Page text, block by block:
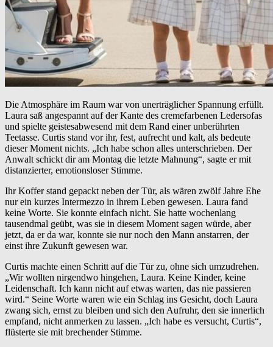
Die Atmosphäre im Raum war von unerträglicher Spannung erfüllt.
Laura saß angespannt auf der Kante des cremefarbenen Ledersofas
und spielte geistesabwesend mit dem Rand einer unberührten
Teetasse. Curtis stand vor ihr, fest, aufrecht und kalt, als bedeute
dieser Moment nichts. „Ich habe schon alles unterschrieben. Der
Anwalt schickt dir am Montag die letzte Mahnung“, sagte er mit
distanzierter, emotionsloser Stimme.
Ihr Koffer stand gepackt neben der Tür, als wären zwölf Jahre Ehe
nur ein kurzes Intermezzo in ihrem Leben gewesen. Laura fand
keine Worte. Sie konnte einfach nicht. Sie hatte wochenlang
tausendmal geübt, was sie in diesem Moment sagen würde, aber
jetzt, da er da war, konnte sie nur noch den Mann anstarren, der
einst ihre Zukunft gewesen war.
Curtis machte einen Schritt auf die Tür zu, ohne sich umzudrehen.
„Wir wollten nirgendwo hingehen, Laura. Keine Kinder, keine
Leidenschaft. Ich kann nicht auf etwas warten, das nie passieren
wird.“ Seine Worte waren wie ein Schlag ins Gesicht, doch Laura
zwang sich, ernst zu bleiben und sich den Aufruhr, den sie innerlich
empfand, nicht anmerken zu lassen. „Ich habe es versucht, Curtis“,
flüsterte sie mit brechender Stimme.